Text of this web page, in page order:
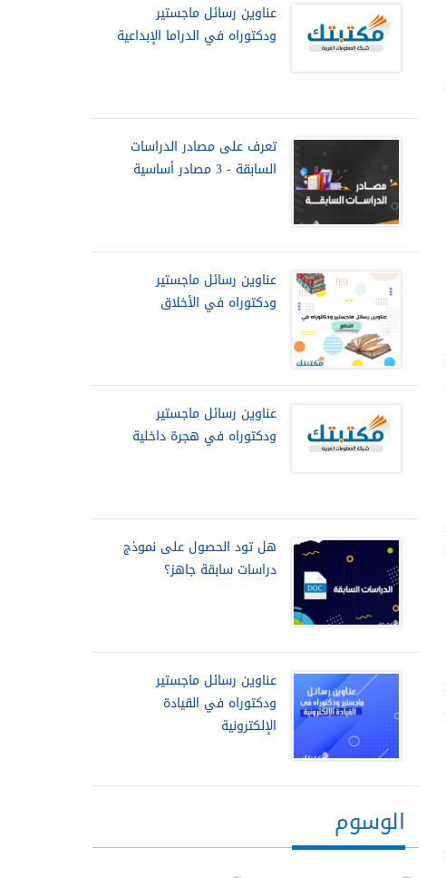
عناوين رسائل ماجستير
ودكتوراه في الدراما الإبداعية
تعرف على مصادر الدراسات
السابقة - 3 مصادر أساسية
عناوين رسائل ماجستير
ودكتوراه في الأخلاق
عناوين رسائل ماجستير
ودكتوراه في هجرة داخلية
هل تود الحصول على نموذج
دراسات سابقة جاهز؟
عناوين رسائل ماجستير
ودكتوراه في القيادة
الإلكترونية
الوسوم